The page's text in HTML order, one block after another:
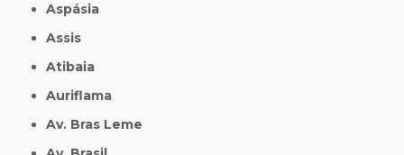
Aspásia
Assis
Atibaia
Auriflama
Av. Bras Leme